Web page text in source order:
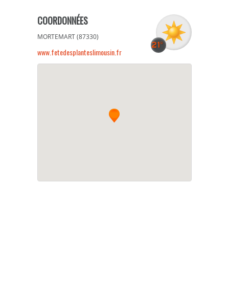
COORDONNÉES
MORTEMART (87330)
www.fetedesplanteslimousin.fr